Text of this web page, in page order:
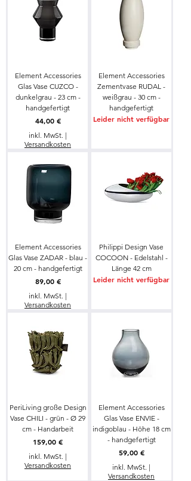
Element Accessories
Glas Vase CUZCO -
dunkelgrau - 23 cm -
handgefertigt
Preis
44,00 €
inkl. MwSt. |
Versandkosten
Element Accessories
Zementvase RUDAL -
weißgrau - 30 cm -
handgefertigt
Leider nicht verfügbar
Element Accessories
Glas Vase ZADAR - blau -
20 cm - handgefertigt
Preis
89,00 €
inkl. MwSt. |
Versandkosten
Philippi Design Vase
COCOON - Edelstahl -
Länge 42 cm
Leider nicht verfügbar
PeriLiving große Design
Vase CHILI - grün - Ø 29
cm - Handarbeit
Preis
159,00 €
inkl. MwSt. |
Versandkosten
Element Accessories
Glas Vase ENVIE -
indigoblau - Höhe 18 cm
- handgefertigt
Preis
59,00 €
inkl. MwSt. |
Versandkosten